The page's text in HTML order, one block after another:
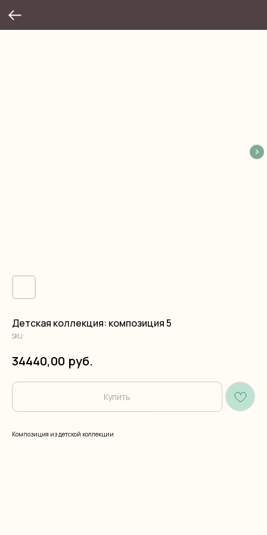
Детская коллекция: композиция 5
SKU:
34440,00 руб.
Купить
Композиция из детской коллекции